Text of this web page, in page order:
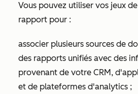
Vous pouvez utiliser vos jeux
rapport pour :
associer plusieurs sources de
des rapports unifiés avec des
provenant de votre CRM,
et de plateformes d'analytics ;